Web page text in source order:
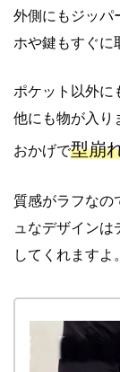
外側にもジッパ
ホや鍵もすぐに
ポケット以外に
他にも物が入り
おかげで型崩
質感がラフなの
ュなデザイン
してくれますよ。